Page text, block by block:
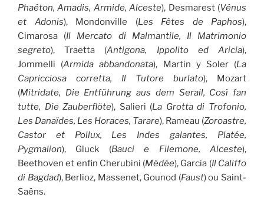
Phaéton, Amadis, Armide, Alceste), Desmarest (Vénus
et Adonis), Mondonville (Les Fêtes de Paphos),
Cimarosa (Il Mercato di Malmantile, Il Matrimonio
segreto), Traetta (Antigona, Ippolito ed Aricia),
Jommelli (Armida abbandonata), Martin y Soler (La
Capricciosa corretta, Il Tutore burlato), Mozart
(Mitridate, Die Entführung aus dem Serail, Così fan
tutte, Die Zauberflöte), Salieri (La Grotta di Trofonio,
Les Danaïdes, Les Horaces, Tarare), Rameau (Zoroastre,
Castor et Pollux, Les Indes galantes, Platée,
Pygmalion), Gluck (Bauci e Filemone, Alceste),
Beethoven et enfin Cherubini (Médée), García (Il Califfo
di Bagdad), Berlioz, Massenet, Gounod (Faust) ou Saint-
Saëns.